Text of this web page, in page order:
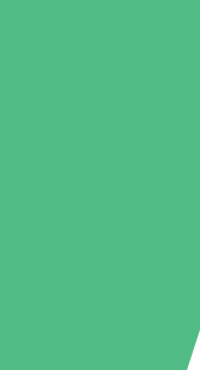
per gebruik met